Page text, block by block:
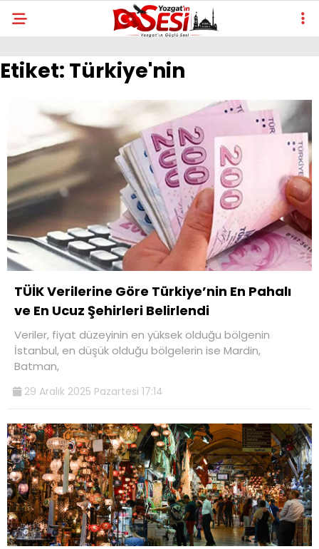
Etiket: Türkiye'nin
TÜİK Verilerine Göre Türkiye’nin En Pahalı
ve En Ucuz Şehirleri Belirlendi
Veriler, fiyat düzeyinin en yüksek olduğu bölgenin
İstanbul, en düşük olduğu bölgelerin ise Mardin,
Batman,
29 Aralık 2025 Pazartesi 17:14